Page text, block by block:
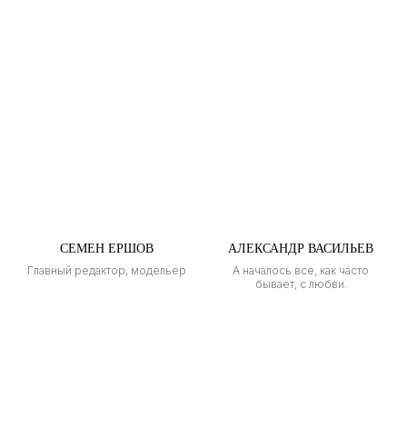
СЕМЕН ЕРШОВ
Главный редактор, модельер
АЛЕКСАНДР ВАСИЛЬЕВ
А началось все, как часто
бывает, с любви.